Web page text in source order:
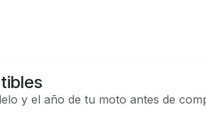
y el año de tu moto antes de